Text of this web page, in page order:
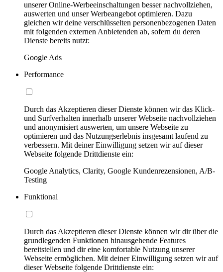
unserer Online-Werbeeinschaltungen besser nachvollziehen,
auswerten und unser Werbeangebot optimieren. Dazu
gleichen wir deine verschlüsselten personenbezogenen Daten
mit folgenden externen Anbietenden ab, sofern du deren
Dienste bereits nutzt:
Google Ads
Performance
Durch das Akzeptieren dieser Dienste können wir das Klick-
und Surfverhalten innerhalb unserer Webseite nachvollziehen
und anonymisiert auswerten, um unsere Webseite zu
optimieren und das Nutzungserlebnis insgesamt laufend zu
verbessern. Mit deiner Einwilligung setzen wir auf dieser
Webseite folgende Drittdienste ein:
Google Analytics, Clarity, Google Kundenrezensionen, A/B-
Testing
Funktional
Durch das Akzeptieren dieser Dienste können wir dir über die
grundlegenden Funktionen hinausgehende Features
bereitstellen und dir eine komfortable Nutzung unserer
Webseite ermöglichen. Mit deiner Einwilligung setzen wir auf
dieser Webseite folgende Drittdienste ein: